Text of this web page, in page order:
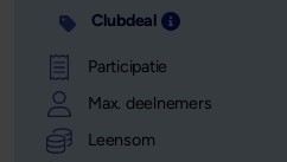
Clubdeal Investering
Participatie
Max. deelnemers
Leensom